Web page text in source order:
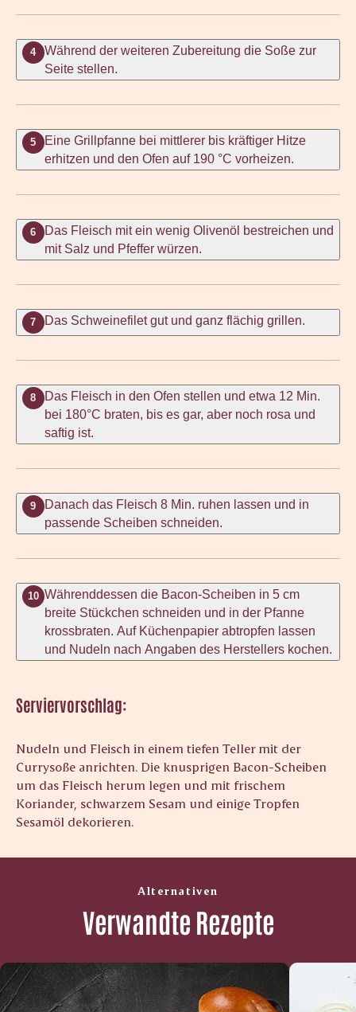
4
Während der weiteren Zubereitung die Soße zur
Seite stellen.
5
Eine Grillpfanne bei mittlerer bis kräftiger Hitze
erhitzen und den Ofen auf 190 °C vorheizen.
6
Das Fleisch mit ein wenig Olivenöl bestreichen und
mit Salz und Pfeffer würzen.
7 Das Schweinefilet gut und ganz flächig grillen.
8
Das Fleisch in den Ofen stellen und etwa 12 Min.
bei 180°C braten, bis es gar, aber noch rosa und
saftig ist.
9
Danach das Fleisch 8 Min. ruhen lassen und in
passende Scheiben schneiden.
10 Währenddessen die Bacon-Scheiben in 5 cm
breite Stückchen schneiden und in der Pfanne
krossbraten. Auf Küchenpapier abtropfen lassen
und Nudeln nach Angaben des Herstellers kochen.
Serviervorschlag:
Nudeln und Fleisch in einem tiefen Teller mit der
Currysoße anrichten. Die knusprigen Bacon-Scheiben
um das Fleisch herum legen und mit frischem
Koriander, schwarzem Sesam und einige Tropfen
Sesamöl dekorieren.
Alternativen
Verwandte Rezepte